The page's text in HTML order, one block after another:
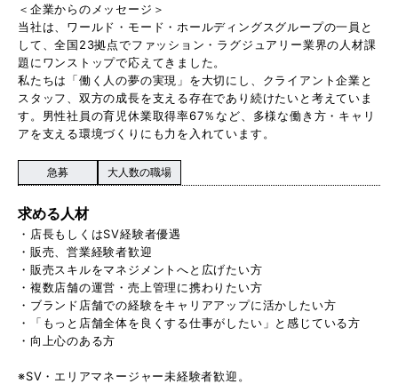
＜企業からのメッセージ＞
当社は、ワールド・モード・ホールディングスグループの一員と
して、全国23拠点でファッション・ラグジュアリー業界の人材課
題にワンストップで応えてきました。
私たちは「働く人の夢の実現」を大切にし、クライアント企業と
スタッフ、双方の成長を支える存在であり続けたいと考えていま
す。男性社員の育児休業取得率67％など、多様な働き方・キャリ
アを支える環境づくりにも力を入れています。
急募 大人数の職場
求める人材
・店長もしくはSV経験者優遇
・販売、営業経験者歓迎
・販売スキルをマネジメントへと広げたい方
・複数店舗の運営・売上管理に携わりたい方
・ブランド店舗での経験をキャリアアップに活かしたい方
・「もっと店舗全体を良くする仕事がしたい」と感じている方
・向上心のある方
※SV・エリアマネージャー未経験者歓迎。